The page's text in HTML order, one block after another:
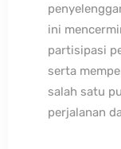
ini
partisipasi
serta
salah satu
perjalanan